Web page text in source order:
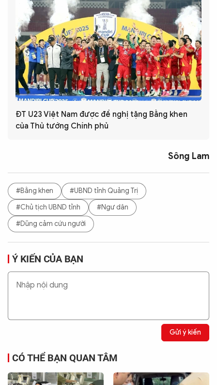
ĐT U23 Việt Nam được đề nghị tặng Bằng khen
của Thủ tướng Chính phủ
Sông Lam
#Bằng khen
#UBND tỉnh Quảng Trị
#Chủ tịch UBND tỉnh
#Ngư dân
#Dũng cảm cứu người
Ý KIẾN CỦA BẠN
Gửi ý kiến
CÓ THỂ BẠN QUAN TÂM